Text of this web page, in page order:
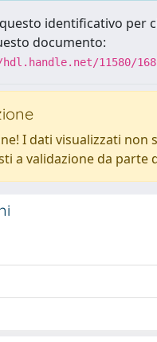
identificativo per
documento:
11580/
I dati visualizzati non
a validazione da parte